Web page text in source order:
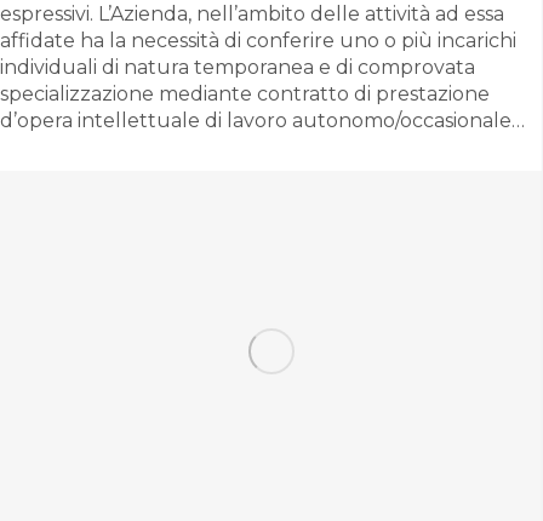
espressivi. L’Azienda, nell’ambito delle attività ad essa
affidate ha la necessità di conferire uno o più incarichi
individuali di natura temporanea e di comprovata
specializzazione mediante contratto di prestazione
d’opera intellettuale di lavoro autonomo/occasionale…